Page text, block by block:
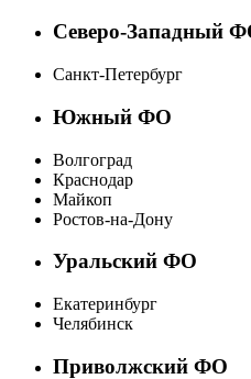
Северо-Западный
Санкт-Петербург
Южный ФО
Волгоград
Краснодар
Майкоп
Ростов-на-Дону
Уральский ФО
Екатеринбург
Челябинск
Приволжский ФО